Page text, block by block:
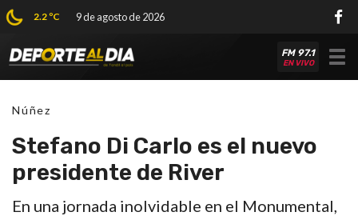
2.2 ºC 9 de agosto de 2026
FM 97.1
EN VIVO
Núñez
Stefano Di Carlo es el nuevo
presidente de River
En una jornada inolvidable en el Monumental,